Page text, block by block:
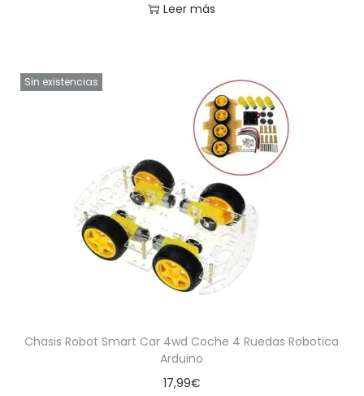
Leer más
Sin existencias
Chasis Robot Smart Car 4wd Coche 4 Ruedas Robotica
Arduino
17,99€